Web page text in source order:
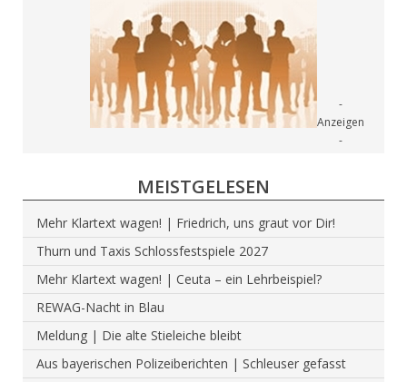
MEISTGELESEN
Mehr Klartext wagen! | Friedrich, uns graut vor Dir!
Thurn und Taxis Schlossfestspiele 2027
Mehr Klartext wagen! | Ceuta – ein Lehrbeispiel?
REWAG-Nacht in Blau
Meldung | Die alte Stieleiche bleibt
Aus bayerischen Polizeiberichten | Schleuser gefasst